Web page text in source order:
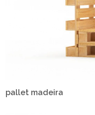
pallet madeira